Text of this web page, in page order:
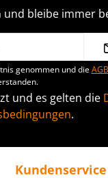
und bleibe immer
genommen und dieAGB
und es gelten die
.
Kundenservice